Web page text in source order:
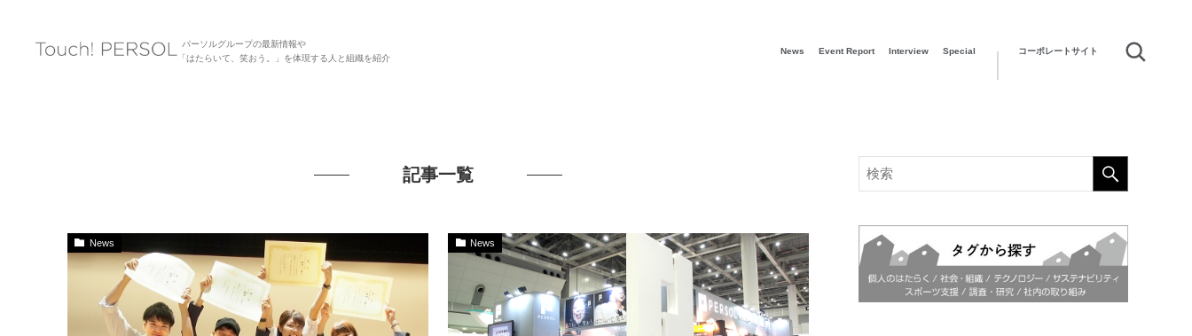
パーソルグループの最新情報や
「はたらいて、笑おう。」を体現する人と組織を紹介
News Event Report Interview Special コーポレートサイト
記事一覧
News News